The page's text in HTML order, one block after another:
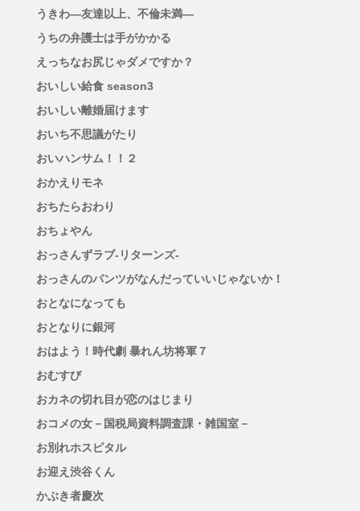
うきわ―友達以上、不倫未満―
うちの弁護士は手がかかる
えっちなお尻じゃダメですか？
おいしい給食 season3
おいしい離婚届けます
おいち不思議がたり
おいハンサム！！２
おかえりモネ
おちたらおわり
おちょやん
おっさんずラブ-リターンズ-
おっさんのパンツがなんだっていいじゃないか！
おとなになっても
おとなりに銀河
おはよう！時代劇 暴れん坊将軍７
おむすび
おカネの切れ目が恋のはじまり
おコメの女－国税局資料調査課・雑国室－
お別れホスピタル
お迎え渋谷くん
かぶき者慶次